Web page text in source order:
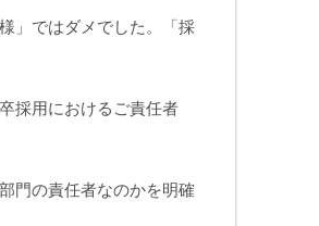
」ではダメでした。「採
採用におけるご責任者
門の責任者なのかを明確